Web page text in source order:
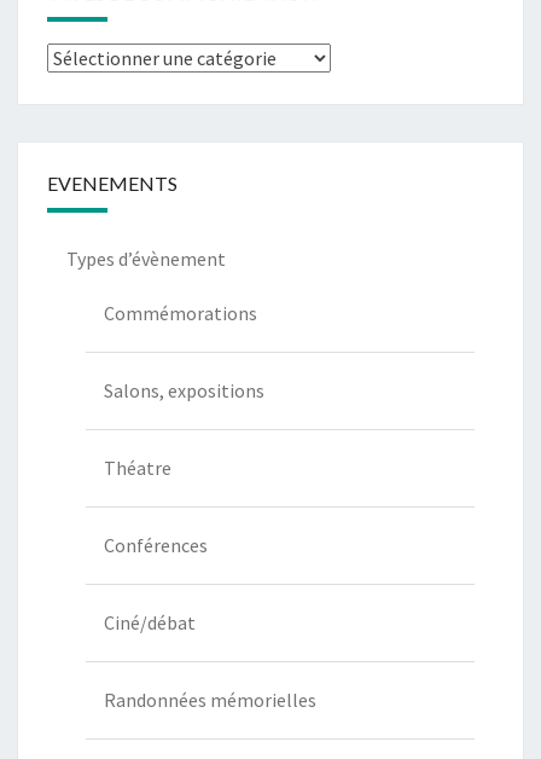
Types
EVENEMENTS
Types d’évènement
Commémorations
Salons, expositions
Théatre
Conférences
Ciné/débat
Randonnées mémorielles